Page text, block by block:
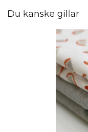
Du kanske gillar